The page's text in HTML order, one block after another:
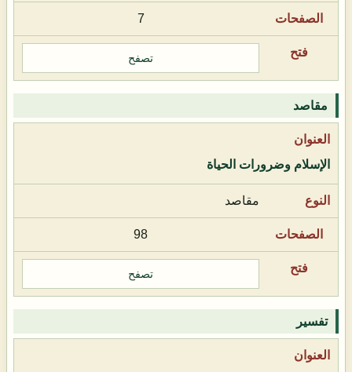
7
تصفح
مقاصد
الإسلام وضرورات الحياة
مقاصد
98
تصفح
تفسير